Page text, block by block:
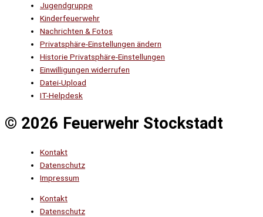
Jugendgruppe
Kinderfeuerwehr
Nachrichten & Fotos
Privatsphäre-Einstellungen ändern
Historie Privatsphäre-Einstellungen
Einwilligungen widerrufen
Datei-Upload
IT-Helpdesk
© 2026 Feuerwehr Stockstadt
Kontakt
Datenschutz
Impressum
Kontakt
Datenschutz